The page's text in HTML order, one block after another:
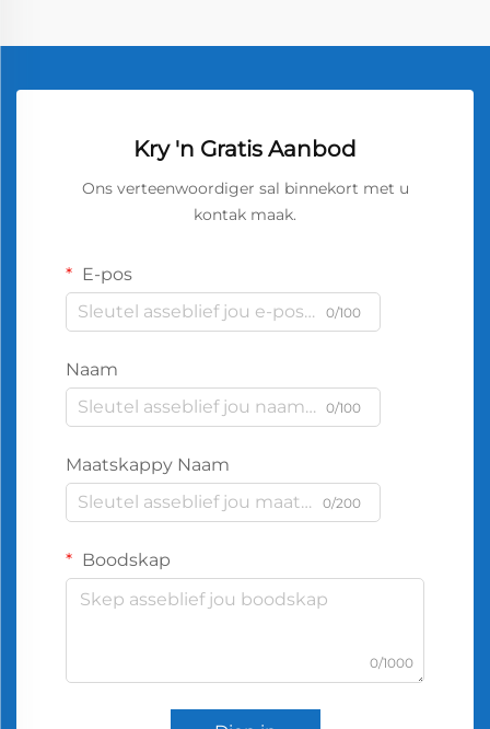
Kry 'n Gratis Aanbod
Ons verteenwoordiger sal binnekort met u
kontak maak.
E-pos
0/100
Naam
0/100
Maatskappy Naam
0/200
Boodskap
0/1000